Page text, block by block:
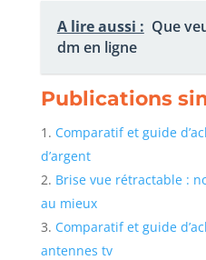
A lire aussi : Que
dm en ligne
Publications
Comparatif et guide
d’argent
Brise vue rétractable :
au mieux
Comparatif et guide
antennes tv